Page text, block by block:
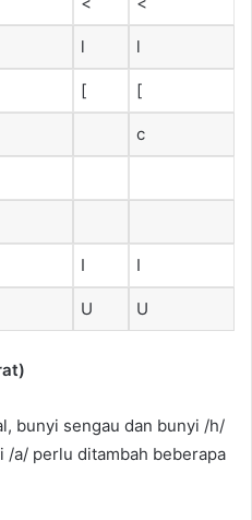
l l
[ [
c
I I
U U
bunyi sengau dan bunyi /h/
/a/ perlu ditambah beberapa